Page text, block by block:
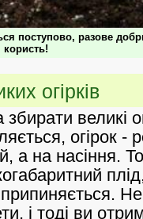
поступово, разове
користь!
огірків
великі
огірок -
а на насіння.
і тоді ви